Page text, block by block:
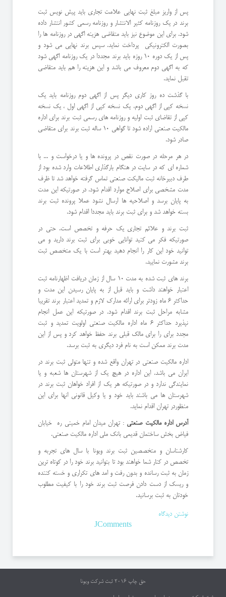
پس از واریز مبلغ ثبت نهایی علامت تجاری باید پیش نویس ثبت
برند در یک روزنامه کثیر الانتشار و روزنامه رسمی کشور انتشار داده
شود. برای این موضوع نیز باید متقاضی هزینه اگهی در روزنامه ها را
بصورت الکترونیکی پرداخت نماید. سپس برند نهایی می شود و
پس از یک دوره 10 روزه باید برند مجددا در یک روزنامه اگهی شود
که به اگهی دوم معروف می باشد و این هزینه را هم باید متقاضی
تقبل نماید.
با گذشت ده روز کاری دیگر پس از اگهی دوم روزنامه باید یک
نسخه کپی از اگهی دوم، یک نسخه کپی از اگهی اول ، یک نسخه
کپی از تقاضای ثبت اولیه و روزنامه های رسمی ثبت برند برای اداره
مالکیت صنعتی اراده شود تا گواهی 10 ساله ثبت برند برای متقاضی
صادر شود.
در هر مرحله در صورت نقص در پرونده ها و یا درخواست و ... با
شماره ای که در سایت در هنگام بارگذاری اطلاعات وارد شده بود از
طرف دبیرخانه ثبت مالیکت صنعتی تماس گرفته خواهد شد تا ظرف
مدت مشخصی برای اصلاح موارد اقدام شود. در صورتیکه این مدت
به پایان برسد و اصلاحیه ها ارسال نشود عملا پرونده ثبت برند
بسته خواهد شد و برای ثبت برند باید مجددا اقدام شود.
ثبت برند و علائم تجاری یک حرفه و تخصص است. حتی در
صورتیکه فکر می کنید توانایی خوبی برای ثبت برند دارید و می
توانید خود این کار را انجام دهید بهتر است با یک متخصص ثبت
برند مشورت نمایید.
برند های ثبت شده به مدت 10 سال از زمان دریافت اظهارنامه ثبت
اعتبار خواهند داشت و باید قبل از به پایان رسیدن این مدت و
حداکثر 6 ماه زودتر برای ارائه مدارک لازم و تمدید اعتبار برند تقریبا
مشابه مراحل ثبت برند اقدام شود. در صورتیکه این عمل انجام
نپذیرد حداکثر 6 ماه اداره مالکیت صنعتی اولویت تمدید و ثبت
مجدد برای را برای مالک قبلی برند حفظ خواهد کرد و پس از این
مدت برند ممکن است به نام فرد دیگری به ثبت برسد.
اداره مالکیت صنعتی در تهران واقع شده و تنها متولی ثبت برند در
ایران می باشد. این اداره در هیچ یک از شهرستان ها شعبه و یا
نمایندگی ندارد و در صورتیکه هر یک از افراد خواهان ثبت برند در
شهرستان ها می باشند باید خود و یا وکیل قانونی انها برای این
منظوردر تهران اقدام نماید.
آدرس اداره مالکیت صنعتی : تهران میدان امام خمینی ره خیابان
فیاض بخش ساختمان قدیمی بانک ملی اداره مالکیت صنعتی.
کارشناسان و متخصصین ثبت برند ویونا با سال های تجربه و
تخصص در کنار شما خواهند بود تا بتوانید برند خود را در کوتاه ترین
زمان به ثبت رسانده و بدون رفت و امد های تکراری و خسته کننده
و ریسک از دست دادن فرصت ثبت برند خود را با کیفیت مطلوب
خودتان به ثبت برسانید.
نوشتن دیدگاه
JComments
حق چاپ 2016 ثبت شرکت ویونا